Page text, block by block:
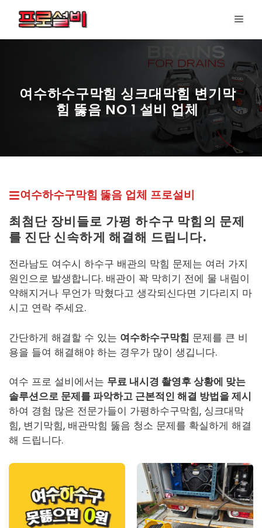
츠
메
여수하수구막힘 싱크대막힘 변기막
힘 뚫음 NO 1 설비 업체
프로설비 최신 페이지
여수하수구막힘 뚫음 업체 프로설비
최첨단 장비들로 가평 하수구 막힘의 문제
를 진단 신속하게 해결해 드립니다.
전라남도 여수시 하수구 배관의 막힘 문제는 여러 가지
원인으로 발생합니다. 배관이 꽉 막히기 전에 물 내림이
약해지거나 무언가 막혔다고 생각되신다면 기다리지 마
시고 연락 주세요.
간단하게 해결할 수 있는 여수하수구막힘 문제를 큰 비
용을 들여 해결해야 하는 경우가 많이 생깁니다.
여수 프로 설비에서는 무료 내시경 촬영후 상황에 맞는
솔루션으로 문제를 파악하고 근본적인 해결 방법을 제시
하여 경험 많은 전문가들이 가평하수구막힘, 싱크대막
힘, 변기막힘, 배관막힘 뚫음 청소 문제를 확실하게 해결
해 드립니다.